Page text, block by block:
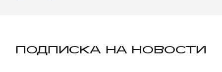
ПОДПИСКА НА НОВОСТИ